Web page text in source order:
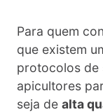
Para quem
que existem
protocolos de
apicultores
seja de alta